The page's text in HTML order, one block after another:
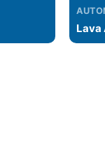
Lava